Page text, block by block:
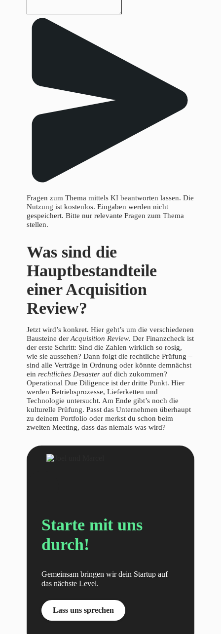
Fragen zum Thema mittels KI beantworten lassen. Die
Nutzung ist kostenlos. Eingaben werden nicht
gespeichert. Bitte nur relevante Fragen zum Thema
stellen.
Was sind die
Hauptbestandteile
einer Acquisition
Review?
Jetzt wird’s konkret. Hier geht’s um die verschiedenen
Bausteine der Acquisition Review. Der Finanzcheck ist
der erste Schritt: Sind die Zahlen wirklich so rosig,
wie sie aussehen? Dann folgt die rechtliche Prüfung –
sind alle Verträge in Ordnung oder könnte demnächst
ein rechtliches Desaster auf dich zukommen?
Operational Due Diligence ist der dritte Punkt. Hier
werden Betriebsprozesse, Lieferketten und
Technologie untersucht. Am Ende gibt’s noch die
kulturelle Prüfung. Passt das Unternehmen überhaupt
zu deinem Portfolio oder merkst du schon beim
zweiten Meeting, dass das niemals was wird?
Starte mit uns
durch!
Gemeinsam bringen wir dein Startup auf
das nächste Level.
Lass uns sprechen